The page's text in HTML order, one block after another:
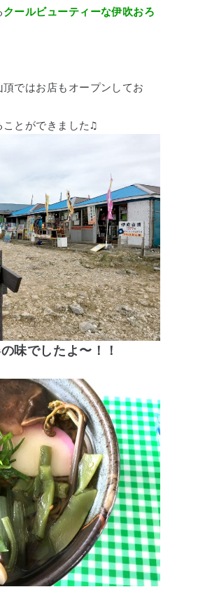
クールビューティーな伊吹おろ
ではお店もオープンしてお
とができました♫
味でしたよ〜！！